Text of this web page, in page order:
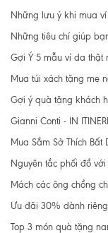
Những lưu ý khi mua
Những tiêu chí giúp
Gợi Ý 5 mẫu ví da thật
Mua túi xách tặng mẹ
Gợi ý quà tặng khách
Gianni Conti - IN
Mua Sắm Sở Thích Bất
Nguyên tắc phối đồ
Mách các ông chồng
Ưu đãi 30% dành
Top 3 món quà tặng